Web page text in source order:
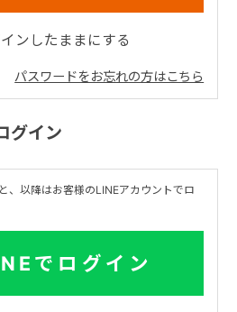
ンしたままにする
パスワードをお忘れの方はこちら
グイン
、以降はお客様のLINEアカウントでロ
でログイン